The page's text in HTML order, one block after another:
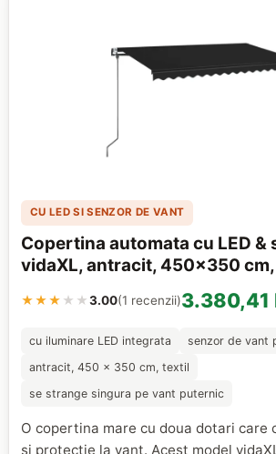
CU LED SI SENZOR DE VANT
Copertina automata cu LED &
vidaXL, antracit, 450x350
★★★ ★★3.00(1 recenzii)3.380,41
cu iluminare LED integrata
senzor de vant
antracit, 450 x 350 cm, textil
se strange singura pe vant puternic
O copertina mare cu doua dotari care
si protectie la vant. Acest model